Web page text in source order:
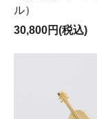
ル）
30,800円(税込)